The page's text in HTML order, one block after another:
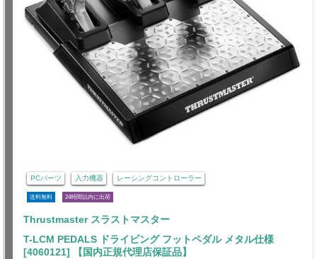
PCパーツ 入力機器 レーシングコントローラー
送料無料 24時間以内に出荷
Thrustmaster スラストマスター
T-LCM PEDALS ドライビング フットペダル メタル仕様
[4060121] 【国内正規代理店保証品】